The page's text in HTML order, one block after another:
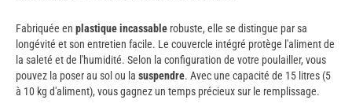
Fabriquée en plastique incassable robuste, elle se distingue par sa
longévité et son entretien facile. Le couvercle intégré protège l'aliment de
la saleté et de l'humidité. Selon la configuration de votre poulailler, vous
pouvez la poser au sol ou la suspendre. Avec une capacité de 15 litres (5
à 10 kg d'aliment), vous gagnez un temps précieux sur le remplissage.